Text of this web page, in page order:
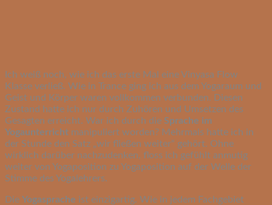
Ich weiß noch, wie ich das erste Mal eine Vinyasa Flow
Klasse verließ. Wie in Trance ging ich aus dem Yogaraum und
Geist und Körper waren vollkommen verbunden. Diesen
Zustand hatte ich nur durch Zuhören und Umsetzen des
Gesagten erreicht. War ich durch die Sprache im
Yogaunterricht manipuliert worden? Mehrmals hatte ich in
der Stunde den Satz „wir fließen weiter“ gehört. Ohne
wirklich darüber nachzudenken, floss ich gefühlt anmutig
weiter von Yogaposition zu Yogaposition auf der Welle der
Stimme des Yogalehrers.
Die Yogasprache ist einzigartig. Wie in jedem Fachgebiet